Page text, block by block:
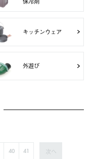
キッチンウェア
外遊び
40 41 次へ